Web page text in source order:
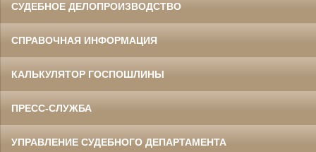
СУДЕБНОЕ ДЕЛОПРОИЗВОДСТВО
СПРАВОЧНАЯ ИНФОРМАЦИЯ
КАЛЬКУЛЯТОР ГОСПОШЛИНЫ
ПРЕСС-СЛУЖБА
УПРАВЛЕНИЕ СУДЕБНОГО ДЕПАРТАМЕНТА